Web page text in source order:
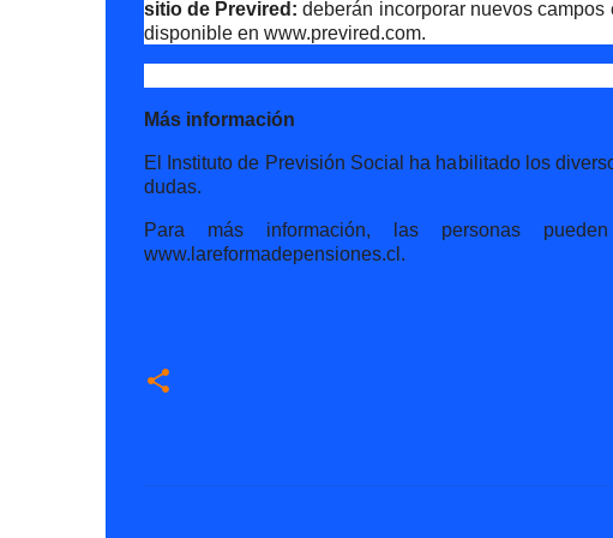
sitio de Previred: deberán incorporar nuevos
disponible en www.previred.com.
Más información
El Instituto de Previsión Social ha habilitado los
dudas.
Para más información, las personas
www.lareformadepensiones.cl.